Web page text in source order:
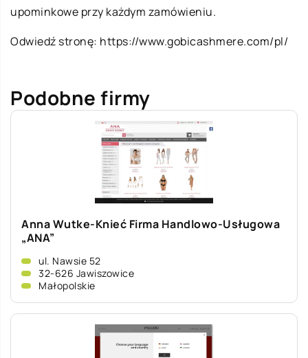
upominkowe przy każdym zamówieniu.
Odwiedź stronę: https://www.gobicashmere.com/pl/
Podobne firmy
Anna Wutke-Knieć Firma Handlowo-Usługowa
„ANA”
ul. Nawsie 52
32-626 Jawiszowice
Małopolskie